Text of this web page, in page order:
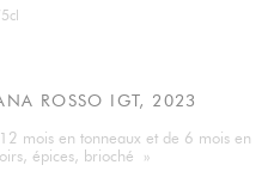
ROSSO IGT, 2023
mois en tonneaux et de 6 mois en
épices, brioché »